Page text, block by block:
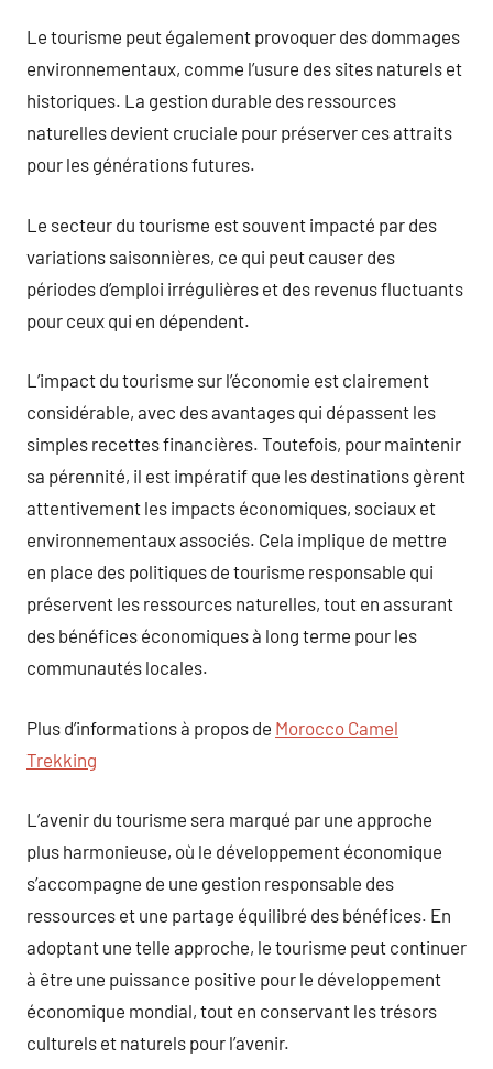
Le tourisme peut également provoquer des dommages
environnementaux, comme l’usure des sites naturels et
historiques. La gestion durable des ressources
naturelles devient cruciale pour préserver ces attraits
pour les générations futures.
Le secteur du tourisme est souvent impacté par des
variations saisonnières, ce qui peut causer des
périodes d’emploi irrégulières et des revenus fluctuants
pour ceux qui en dépendent.
L’impact du tourisme sur l’économie est clairement
considérable, avec des avantages qui dépassent les
simples recettes financières. Toutefois, pour maintenir
sa pérennité, il est impératif que les destinations gèrent
attentivement les impacts économiques, sociaux et
environnementaux associés. Cela implique de mettre
en place des politiques de tourisme responsable qui
préservent les ressources naturelles, tout en assurant
des bénéfices économiques à long terme pour les
communautés locales.
Plus d’informations à propos de Morocco Camel
Trekking
L’avenir du tourisme sera marqué par une approche
plus harmonieuse, où le développement économique
s’accompagne de une gestion responsable des
ressources et une partage équilibré des bénéfices. En
adoptant une telle approche, le tourisme peut continuer
à être une puissance positive pour le développement
économique mondial, tout en conservant les trésors
culturels et naturels pour l’avenir.